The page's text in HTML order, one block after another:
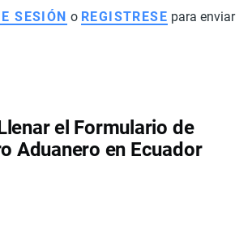
SESIÓN o REGISTRESE para enviar
el Formulario de
Aduanero en Ecuador